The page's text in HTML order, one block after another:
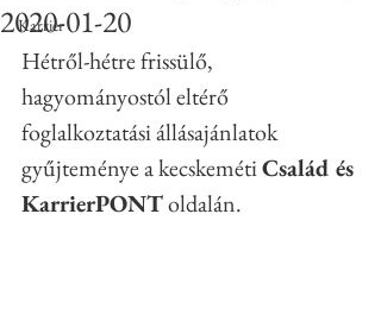
Karrier
2020-01-20
Hétről-hétre frissülő,
hagyományostól eltérő
foglalkoztatási állásajánlatok
gyűjteménye a kecskeméti Család és
KarrierPONT oldalán.